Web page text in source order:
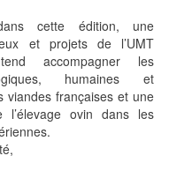
cette édition, une
et projets de l’UMT
accompagner les
humaines et
viandes françaises et une
ovin dans les